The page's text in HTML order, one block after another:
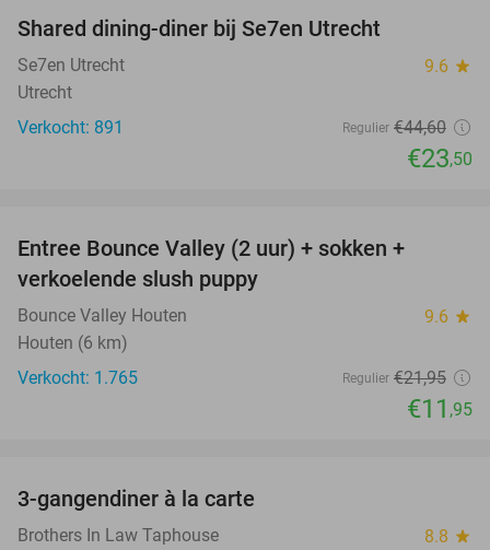
Shared dining-diner bij Se7en Utrecht
Se7en Utrecht 9.6 star
Utrecht
Verkocht: 891
Regulier €44,60
€23,50
Entree Bounce Valley (2 uur) + sokken +
verkoelende slush puppy
Bounce Valley Houten 9.6 star
Houten (6 km)
Verkocht: 1.765
Regulier €21,95
€11 ,95
3-gangendiner à la carte
Brothers In Law Taphouse 8.8 star